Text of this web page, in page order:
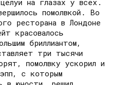
на глазах у всех.
помолвкой. Во
ресторана в Лондоне
красовалось
бриллиантом,
три тысячи
помолвку ускорил и
с которым